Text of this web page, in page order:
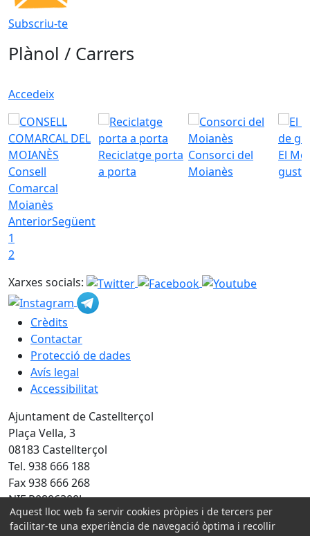
Subscriu-te
Plànol / Carrers
Accedeix
Consell
Comarcal
Moianès
Reciclatge porta
a porta
Consorci del
Moianès
El
gust
AnteriorSegüent
1
2
Xarxes socials:
Crèdits
Contactar
Protecció de dades
Avís legal
Accessibilitat
Ajuntament de Castellterçol
Plaça Vella, 3
08183 Castellterçol
Tel. 938 666 188
Fax 938 666 268
NIF P0806300J
Amb la col·laboració de:
Aquest lloc web fa servir cookies pròpies i de tercers per
facilitar-te una experiència de navegació òptima i recollir